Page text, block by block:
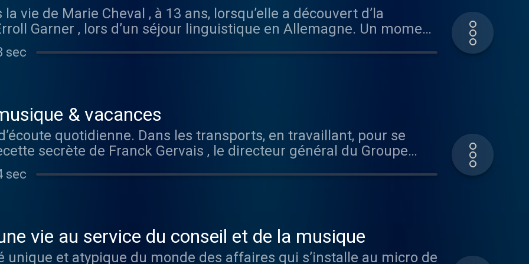
vie de Marie Cheval , à 13 ans, lorsqu’elle a découvert d’la
Garner , lors d’un séjour linguistique en Allemagne. Un moment
ses perspectives musicales. Aujourd’hui à la tête de Carmila
sans musique. Il y a le piano qu’elle pratique une à deux fois par
au micro de Philippe Heim . Hébergé par Ausha. Visitez
pour plus d'informations.
sec
& vacances
quotidienne. Dans les transports, en travaillant, pour se
secrète de Franck Gervais , le directeur général du Groupe
Parcs , comme il l’explique à Philippe Heim dans ce nouveau
histoire avec le jazz débute en 2002, avec un concert de Keith
confidentialite pour plus d'informations.
sec
vie au service du conseil et de la musique
unique et atypique du monde des affaires qui s’installe au micro de